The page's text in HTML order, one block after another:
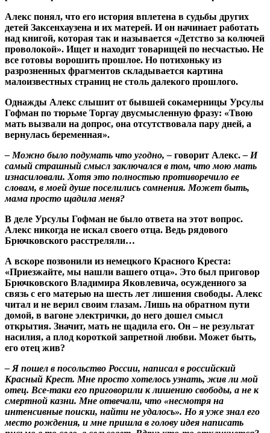
Алекс понял, что его история вплетена в судьбы других
детей Заксенхаузена и их матерей. И он начинает работать
над книгой, которая так и называется «Детство за колючей
проволокой». Ищет и находит товарищей по несчастью. Не
все готовы ворошить прошлое. Но потихоньку из
разрозненных фрагментов складывается картина
малоизвестных страниц не столь далекого прошлого.
Однажды Алекс слышит от бывшей сокамерницы Урсулы
Гофман по тюрьме Торгау двусмысленную фразу: «Твою
мать вызвали на допрос, она отсутствовала пару дней, а
вернулась беременная».
– Можно было подумать что угодно, – говорит Алекс.– И
самый страшный смысл заключался в том, что мою мать
изнасиловали. Хотя это полностью противоречило ее
словам, в моей душе поселились сомнения. Может быть,
мама просто щадила меня?
В деле Урсулы Гофман не было ответа на этот вопрос.
Алекс никогда не искал своего отца. Ведь рядового
Брючковского расстреляли…
А вскоре позвонили из немецкого Красного Креста:
«Приезжайте, мы нашли вашего отца». Это был приговор
Брючковского Владимира Яковлевича, осужденного за
связь с его матерью на шесть лет лишения свободы. Алекс
читал и не верил своим глазам. Лишь на обратном пути
домой, в вагоне электрички, до него дошел смысл
открытия. Значит, мать не щадила его. Он – не результат
насилия, а плод короткой запретной любви. Может быть,
его отец жив?
– Я пошел в посольство России, написал в российский
Красный Крест. Мне просто хотелось узнать, жив ли мой
отец. Все-таки его приговорили к лишению свободы, а не к
смертной казни. Мне отвечали, что «несмотря на
интенсивные поиски, найти не удалось». Но я уже знал его
место рождения, и мне пришла в голову идея написать